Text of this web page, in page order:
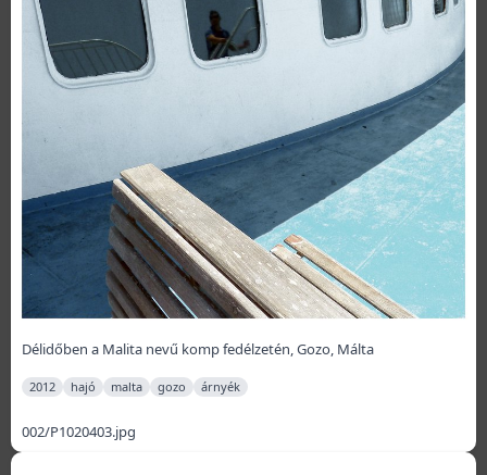
Délidőben a Malita nevű komp fedélzetén, Gozo, Málta
2012 hajó malta gozo árnyék
002/P1020403.jpg